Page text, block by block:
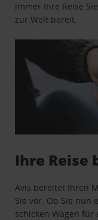
immer Ihre Reise
zur Welt bereit.
Ihre Reise
Avis bereitet Ihren
Sie vor. Ob Sie nun
schicken Wagen für